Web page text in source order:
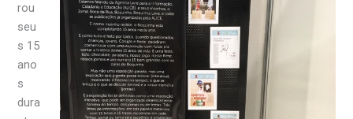
rou
seu
s 15
ano
s
dura